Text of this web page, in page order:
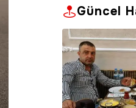
Güncel